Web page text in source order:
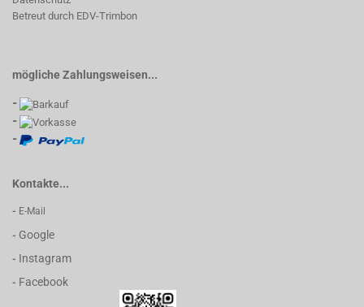
Betreut durch EDV-Trimbon
mögliche Zahlungsweisen...
-
-
-
Kontakte...
- E-Mail
- Google
- Instagram
- Facebook